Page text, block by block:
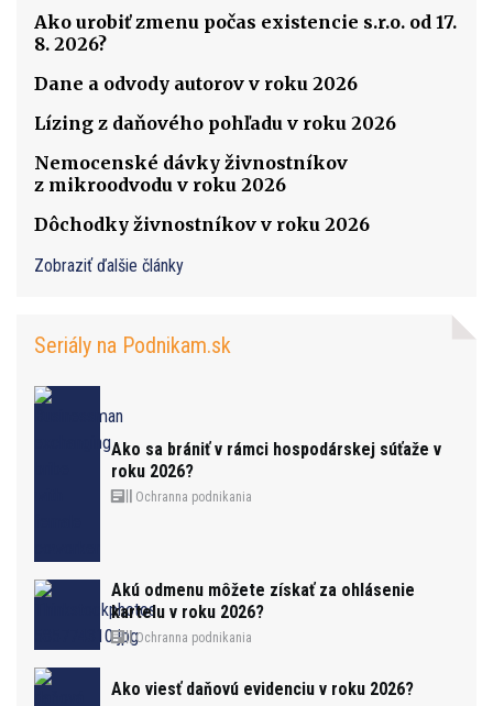
Ako urobiť zmenu počas existencie s.r.o. od 17.
8. 2026?
Dane a odvody autorov v roku 2026
Lízing z daňového pohľadu v roku 2026
Nemocenské dávky živnostníkov
z mikroodvodu v roku 2026
Dôchodky živnostníkov v roku 2026
Zobraziť ďalšie články
Seriály na Podnikam.sk
Ako sa brániť v rámci hospodárskej súťaže v
roku 2026?
Ochranna podnikania
Akú odmenu môžete získať za ohlásenie
kartelu v roku 2026?
Ochranna podnikania
Ako viesť daňovú evidenciu v roku 2026?